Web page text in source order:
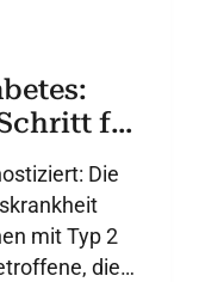
für
Die
mit Typ 2
die